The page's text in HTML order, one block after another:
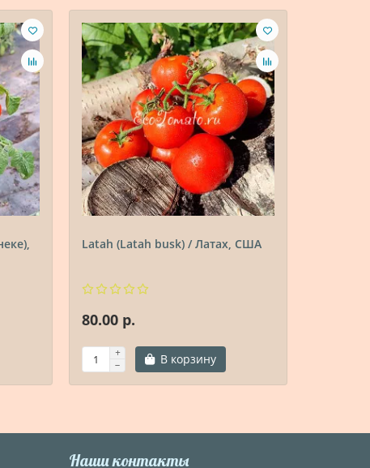
Latah (Latah busk) / Латах, США
80.00 р.
В корзину
Наши контакты